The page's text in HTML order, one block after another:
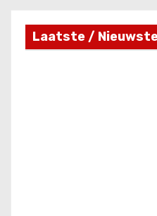
Laatste /